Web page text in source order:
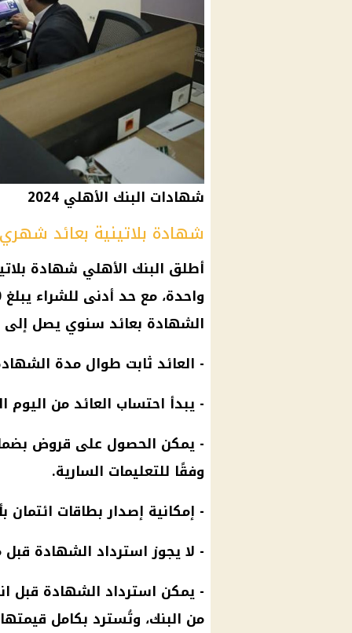
شهادات البنك الأهلي 2024
شهادة بلاتينية بعائد
الشهادة بعائد سنوي يصل إلى 27%، وإليكم تفاصيل وشروط الشراء والمزايا:
- العائد ثابت طوال مدة
- يبدأ احتساب العائد من اليوم
- يمكن الحصول على قروض
وفقًا للتعليمات السارية.
- إمكانية إصدار بطاقات
- لا يجوز استرداد الشهادة قبل مرور 6
- يمكن استرداد الشهادة قبل
من البنك، وتُسترد بكامل